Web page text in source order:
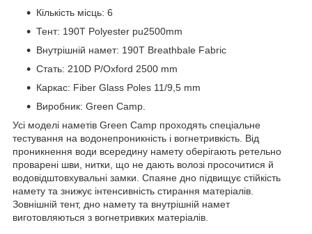
Кількість місць: 6
Тент: 190T Polyester pu2500mm
Внутрішній намет: 190T Breathbale Fabric
Стать: 210D P/Oxford 2500 mm
Каркас: Fiber Glass Poles 11/9,5 mm
Виробник: Green Camp.
Усі моделі наметів Green Camp проходять спеціальне
тестування на водонепроникність і вогнетривкість. Від
проникнення води всередину намету оберігають ретельно
проварені шви, нитки, що не дають волозі просочитися й
водовідштовхувальні замки. Спаяне дно підвищує стійкість
намету та знижує інтенсивність стирання матеріалів.
Зовнішній тент, дно намету та внутрішній намет
виготовляються з вогнетривких матеріалів.